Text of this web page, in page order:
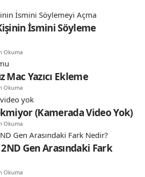
İsmini Söyleme
Okuma
Yazıcı Ekleme
Okuma
(Kamerada Video Yok)
Okuma
Gen Arasındaki Fark
Okuma